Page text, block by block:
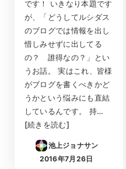
です！ いきなり本題です
が、「どうしてルシダス
のブログでは情報を出し
惜しみせずに出してる
の？ 誰得なの？」とい
うお話。 実はこれ、皆様
がブログを書くべきかど
うかという悩みにも直結
しているんです。 持…
[続きを読む]
池上ジョナサン
投稿日
2016年7月26日